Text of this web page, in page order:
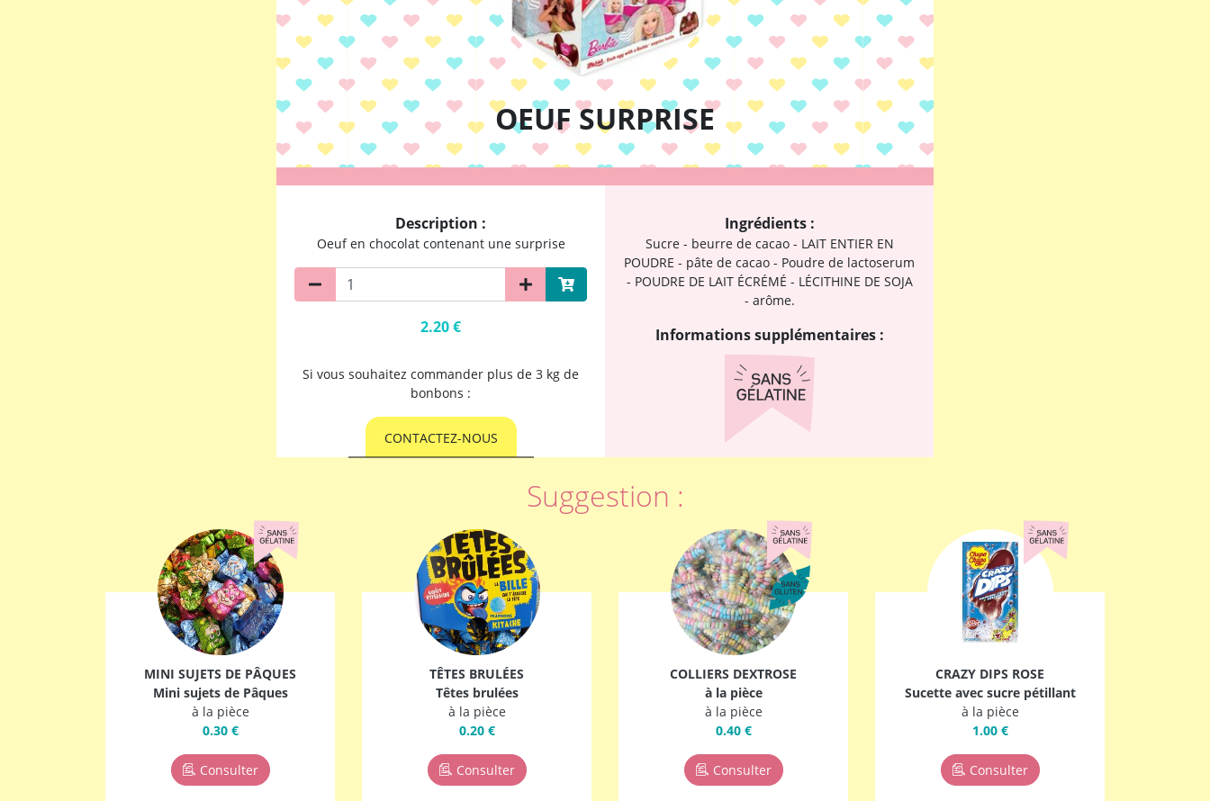
OEUF SURPRISE
Description :
Oeuf en chocolat contenant une surprise
2.20 €
Si vous souhaitez commander plus de 3 kg de
bonbons :
CONTACTEZ-NOUS
Ingrédients :
Sucre - beurre de cacao - LAIT ENTIER EN
POUDRE - pâte de cacao - Poudre de lactoserum
- POUDRE DE LAIT ÉCRÉMÉ - LÉCITHINE DE SOJA
- arôme.
Informations supplémentaires :
Suggestion :
MINI SUJETS DE PÂQUES
Mini sujets de Pâques
à la pièce
0.30 €
Consulter
TÊTES BRULÉES
Têtes brulées
à la pièce
0.20 €
Consulter
COLLIERS DEXTROSE
à la pièce
à la pièce
0.40 €
Consulter
CRAZY DIPS ROSE
Sucette avec sucre pétillant
à la pièce
1.00 €
Consulter